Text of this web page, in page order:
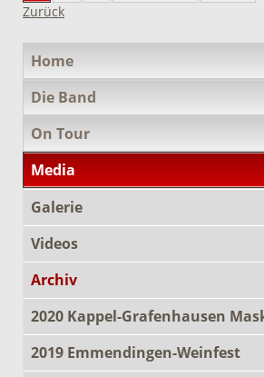
Zurück
überspringen
Home
Die Band
On Tour
Media
Galerie
Videos
Archiv
2020 Kappel-Grafenhausen
2019 Emmendingen-Weinfest